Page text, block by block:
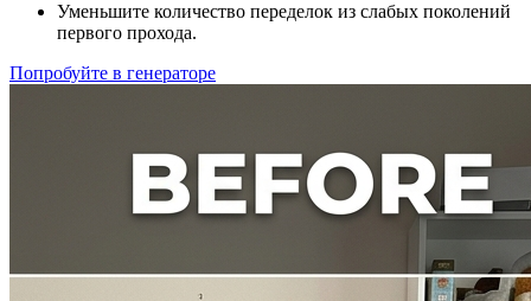
Уменьшите количество переделок из слабых поколений
первого прохода.
Попробуйте в генераторе